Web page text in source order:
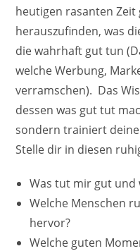
heutigen rasanten
herauszufinden, was
die wahrhaft gut tun
welche Werbung,
verramschen). Das
dessen was gut tut
sondern trainiert
Stelle dir in diesen
Was tut mir gut und
Welche Menschen
hervor?
Welche guten